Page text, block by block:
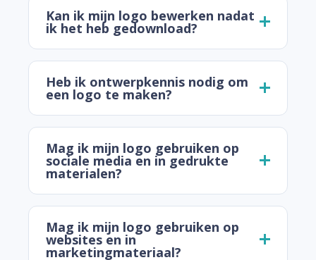
Kan ik mijn logo bewerken nadat
ik het heb gedownload?
Heb ik ontwerpkennis nodig om
een logo te maken?
Mag ik mijn logo gebruiken op
sociale media en in gedrukte
materialen?
Mag ik mijn logo gebruiken op
websites en in
marketingmateriaal?